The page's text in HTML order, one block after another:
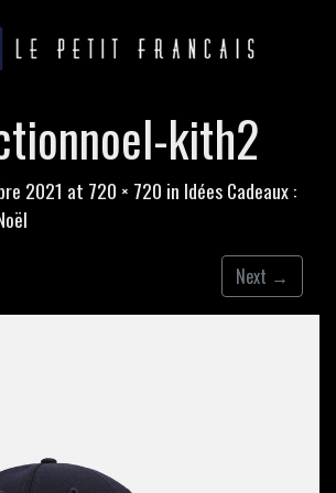
kith2
2021 at 720 × 720 in Idées Cadeaux :
Next →